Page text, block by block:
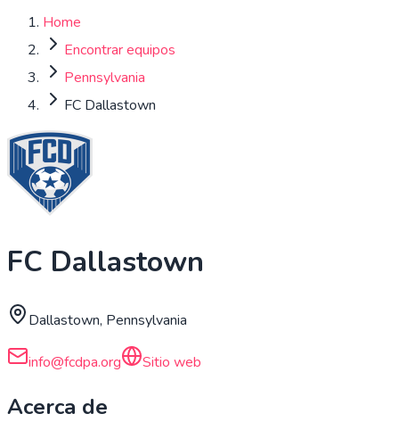
Home
Encontrar equipos
Pennsylvania
FC Dallastown
FC Dallastown
Dallastown, Pennsylvania
info@fcdpa.org Sitio web
Acerca de